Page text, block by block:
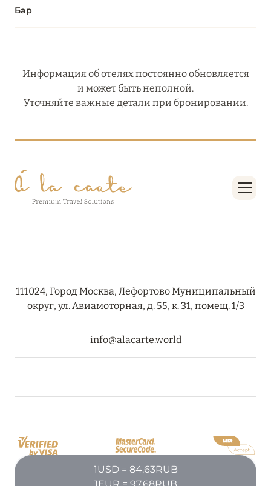
Бар
Информация об отелях постоянно обновляется
и может быть неполной.
Уточняйте важные детали при бронировании.
111024, Город Москва, Лефортово Муниципальный
округ, ул. Авиамоторная, д. 55, к. 31, помещ. 1/3
info@alacarte.world
1USD = 84.63RUB